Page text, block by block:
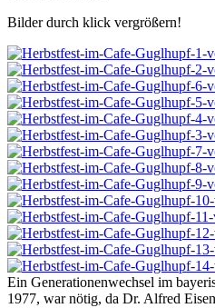
Bilder durch klick vergrößern!
Ein Generationenwechsel im
1977, war nötig, da Dr. Alfred